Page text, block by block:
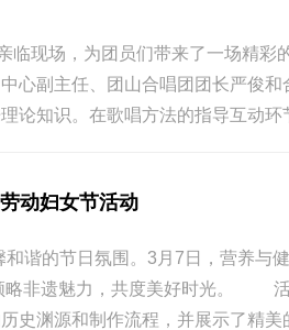
现场，为团员们带来了一场精彩
中心副主任、团山合唱团团长严
论知识。在歌唱方法的指导互动环
动妇女节活动
谐的节日氛围。3月7日，营养与
略非遗魅力，共度美好时光。
史渊源和制作流程，并展示了精美